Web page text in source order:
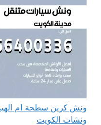
ونشات الكويت